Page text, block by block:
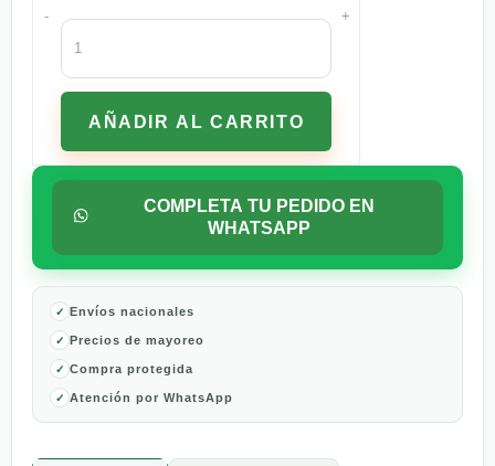
-
Pack
de
6
Bebidas
Gatorade
Sabores
Naranja,
limón
-
350
ml
c/u
cantidad
AÑADIR AL CARRITO
+
COMPLETA TU PEDIDO EN
WHATSAPP
Envíos nacionales
Precios de mayoreo
Compra protegida
Atención por WhatsApp